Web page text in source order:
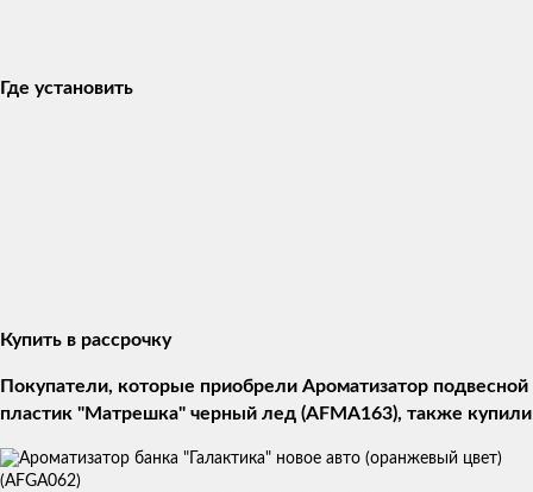
Где установить
Купить в рассрочку
Покупатели, которые приобрели Ароматизатор подвесной
пластик "Матрешка" черный лед (AFMA163), также купили